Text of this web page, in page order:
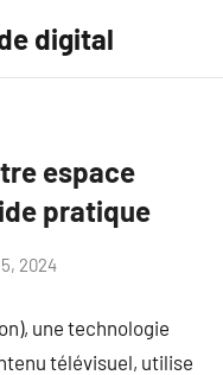
digital
espace
pratique
2024
une technologie
télévisuel, utilise